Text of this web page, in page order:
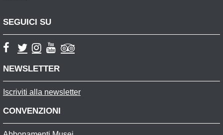
SEGUICI SU
NEWSLETTER
Iscriviti alla newsletter
CONVENZIONI